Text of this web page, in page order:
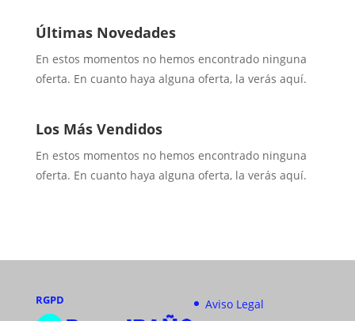
Últimas Novedades
En estos momentos no hemos encontrado ninguna
oferta. En cuanto haya alguna oferta, la verás aquí.
Los Más Vendidos
En estos momentos no hemos encontrado ninguna
oferta. En cuanto haya alguna oferta, la verás aquí.
RGPD
Aviso Legal